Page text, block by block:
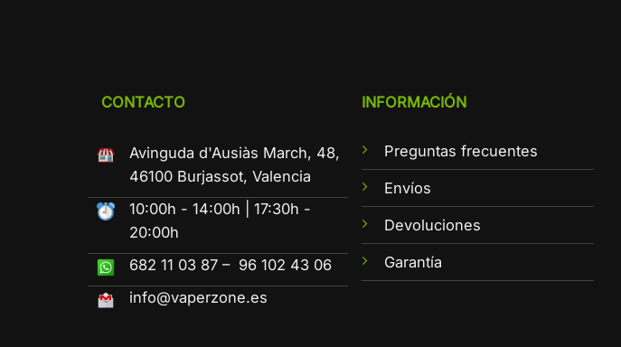
CONTACTO
Avinguda d'Ausiàs March, 48,
46100 Burjassot, Valencia
10:00h - 14:00h | 17:30h -
20:00h
682 11 03 87 – 96 102 43 06
info@vaperzone.es
INFORMACIÓN
Preguntas frecuentes
Envíos
Devoluciones
Garantía